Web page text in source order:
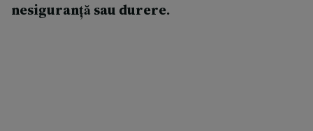
nesiguranță sau durere.